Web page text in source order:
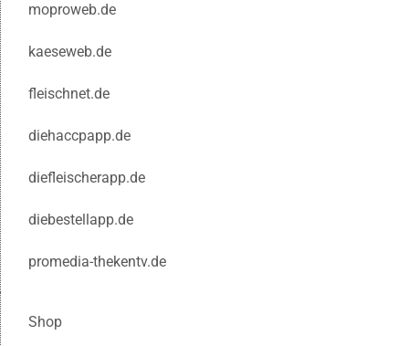
moproweb.de
kaeseweb.de
fleischnet.de
diehaccpapp.de
diefleischerapp.de
diebestellapp.de
promedia-thekentv.de
Shop